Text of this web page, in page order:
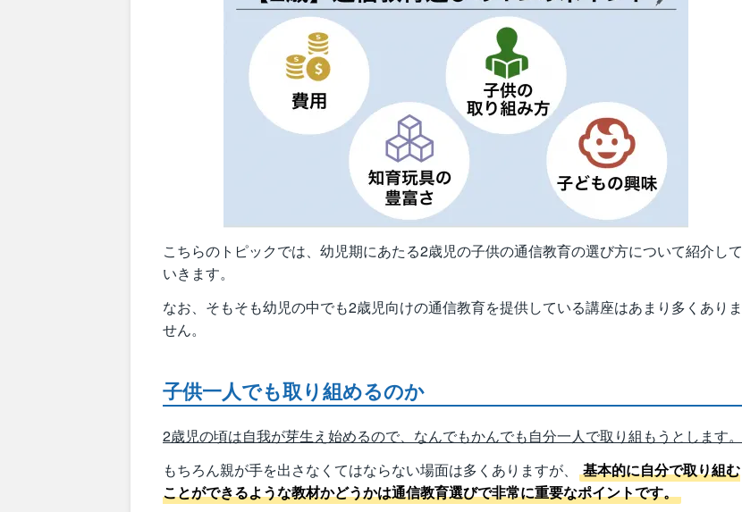
こちらのトピックでは、幼児期にあたる2歳児の子供の通信教育の選び方について紹介して
いきます。
なお、そもそも幼児の中でも2歳児向けの通信教育を提供している講座はあまり多くありま
せん。
子供一人でも取り組めるのか
2歳児の頃は自我が芽生え始めるので、なんでもかんでも自分一人で取り組もうとします。
もちろん親が手を出さなくてはならない場面は多くありますが、
基本的に自分で取り組む
ことができるような教材かどうかは通信教育選びで非常に重要なポイントです。